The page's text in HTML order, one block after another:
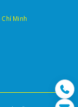
Chí Minh